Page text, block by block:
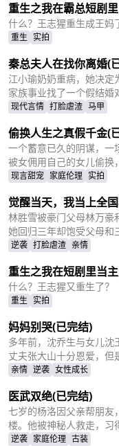
重生之我在霸总短剧
什么？王志猩重生成王妈
重生 实拍
秦总夫人在找你离婚(
江小瑜奶奶重病，她决定
家族事业找了一个假结婚
沐川计划一年后离婚并留
现代言情 打脸虐渣 马甲
偷换人生之真假千金(
一个蓄意已久的阴谋，一
被女佣用自己的女儿偷换
本该是天之骄女的宋乔沦
现言甜宠 家庭伦理 实拍
觉醒当天，我当上全
林胜雪被豪门父母林万豪
她回归三年却饱受父母和
是因为救出被林心瑶撞成
面对三位哥哥施舍和不屑
上用全国状元的满分成绩
逆袭 打脸虐渣 亲情
重生之我在短剧里当
什么？王志猩又重生了？
重生 实拍
妈妈别哭(已完结)
多年前，沈乔生与女儿沈
丈夫张大山十分恩爱，但
婆婆抢走，丈夫为了赚快
女儿，却不想自己的婆
金据为己有，而此时的沈
亲情 逆袭 女性成长
医武双绝(已完结)
七岁的杨洛因父亲帮朋友
楼。他被神秘人救走，习
跟踪的苏轻眉和她小姨，
逆袭 家庭伦理 古装